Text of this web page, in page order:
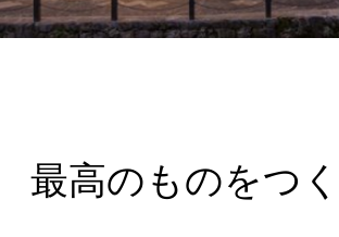
最高のものをつ